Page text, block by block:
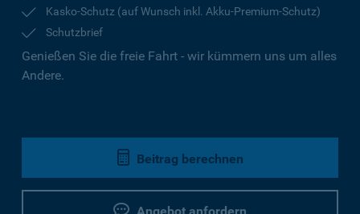
Kasko-Schutz (auf Wunsch inkl. Akku-Premium-Schutz)
Schutzbrief
Genießen Sie die freie Fahrt - wir kümmern uns um alles
Andere.
Beitrag berechnen